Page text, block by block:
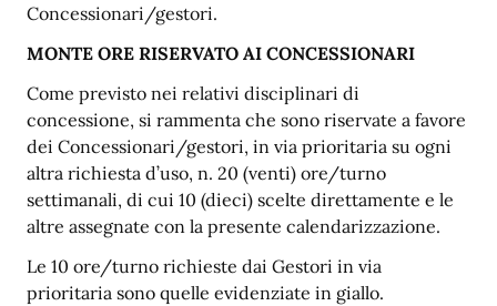
Concessionari/gestori.
MONTE ORE RISERVATO AI CONCESSIONARI
Come previsto nei relativi disciplinari di
concessione, si rammenta che sono riservate a favore
dei Concessionari/gestori, in via prioritaria su ogni
altra richiesta d’uso, n. 20 (venti) ore/turno
settimanali, di cui 10 (dieci) scelte direttamente e le
altre assegnate con la presente calendarizzazione.
Le 10 ore/turno richieste dai Gestori in via
prioritaria sono quelle evidenziate in giallo.